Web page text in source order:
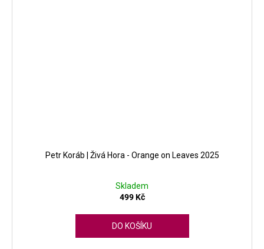
Petr Koráb | Živá Hora - Orange on Leaves 2025
Skladem
499 Kč
DO KOŠÍKU